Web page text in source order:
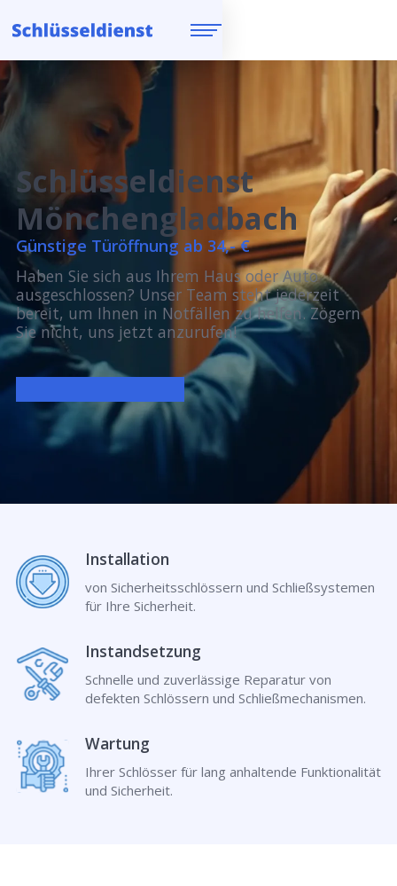
Schlüsseldienst
Mönchengladbach
Günstige Türöffnung ab 34,- €
Haben Sie sich aus Ihrem Haus oder Auto
ausgeschlossen? Unser Team steht jederzeit
bereit, um Ihnen in Notfällen zu helfen. Zögern
Sie nicht, uns jetzt anzurufen!
Installation
von Sicherheitsschlössern und Schließsystemen
für Ihre Sicherheit.
Instandsetzung
Schnelle und zuverlässige Reparatur von
defekten Schlössern und Schließmechanismen.
Wartung
Ihrer Schlösser für lang anhaltende Funktionalität
und Sicherheit.